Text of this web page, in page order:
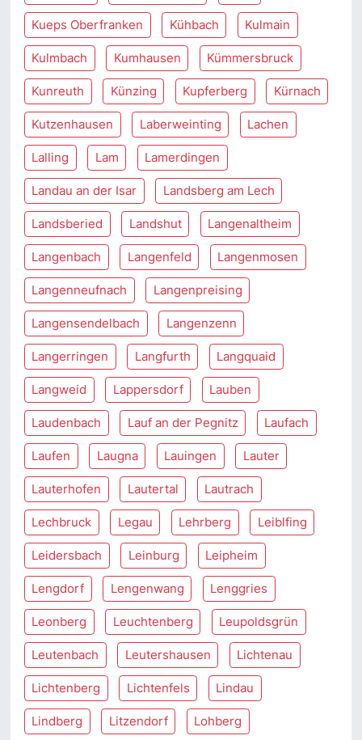
Kueps Oberfranken Kühbach Kulmain
Kulmbach Kumhausen Kümmersbruck
Kunreuth Künzing Kupferberg Kürnach
Kutzenhausen Laberweinting Lachen
Lalling Lam Lamerdingen
Landau an der Isar Landsberg am Lech
Landsberied Landshut Langenaltheim
Langenbach Langenfeld Langenmosen
Langenneufnach Langenpreising
Langensendelbach Langenzenn
Langerringen Langfurth Langquaid
Langweid Lappersdorf Lauben
Laudenbach Lauf an der Pegnitz Laufach
Laufen Laugna Lauingen Lauter
Lauterhofen Lautertal Lautrach
Lechbruck Legau Lehrberg Leiblfing
Leidersbach Leinburg Leipheim
Lengdorf Lengenwang Lenggries
Leonberg Leuchtenberg Leupoldsgrün
Leutenbach Leutershausen Lichtenau
Lichtenberg Lichtenfels Lindau
Lindberg Litzendorf Lohberg